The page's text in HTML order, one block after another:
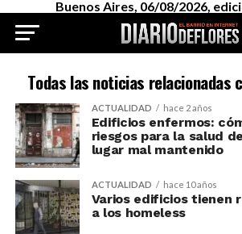
Buenos Aires, 06/08/2026,
Todas las noticias relacionadas
ACTUALIDAD hace 2 años
Edificios enfermos:
riesgos para la salud
lugar mal mantenido
ACTUALIDAD hace 10 años
Varios edificios tienen
a los homeless